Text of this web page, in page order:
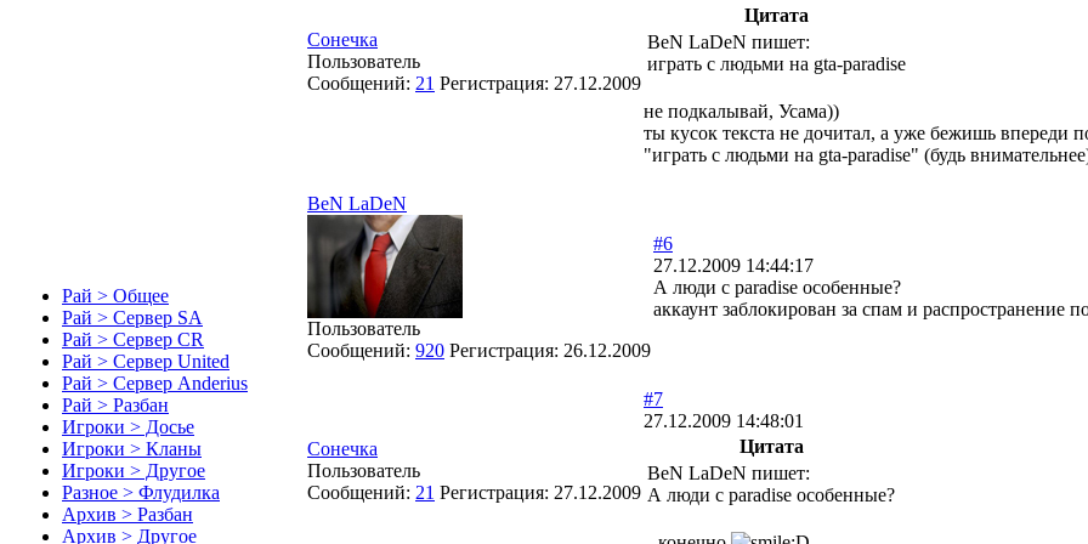
Рай > Общее
Рай > Сервер SA
Рай > Сервер CR
Рай > Сервер United
Рай > Сервер Anderius
Рай > Разбан
Игроки > Досье
Игроки > Кланы
Игроки > Другое
Разное > Флудилка
Архив > Разбан
Архив > Другое
Сонечка
Пользователь
Сообщений: 21 Регистрация: 27.12.2009
Цитата
BeN LaDeN пишет:
играть с людьми на gta-paradise
не подкалывай, Усама))
ты кусок текста не дочитал, а уже бежишь впереди
"играть с людьми на gta-paradise" (будь
BeN LaDeN
Пользователь
Сообщений: 920 Регистрация: 26.12.2009
#6
27.12.2009 14:44:17
А люди с paradise особенные?
аккаунт заблокирован за спам и распространение
Сонечка
Пользователь
Сообщений: 21 Регистрация: 27.12.2009
#7
27.12.2009 14:48:01
Цитата
BeN LaDeN пишет:
А люди с paradise особенные?